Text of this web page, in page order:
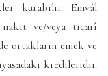
kurabilir. Emvâl
nakit ve/veya ticarî
ortakların emek ve
kredileridir.